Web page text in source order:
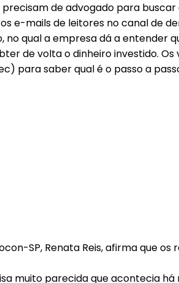
de advogado para
e-mails de leitores no canal de
qual a empresa dá a entender
de volta o dinheiro investido.
para saber qual é o passo a
SP, Renata Reis, afirma que
muito parecida que acontecia